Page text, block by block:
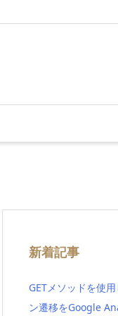
新着記事
GETメソッドを使
ン遷移をGoogle